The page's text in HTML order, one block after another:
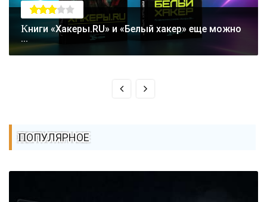
Книги «Хакеры.RU» и «Белый хакер» еще можно
...
ПОПУЛЯРНОЕ